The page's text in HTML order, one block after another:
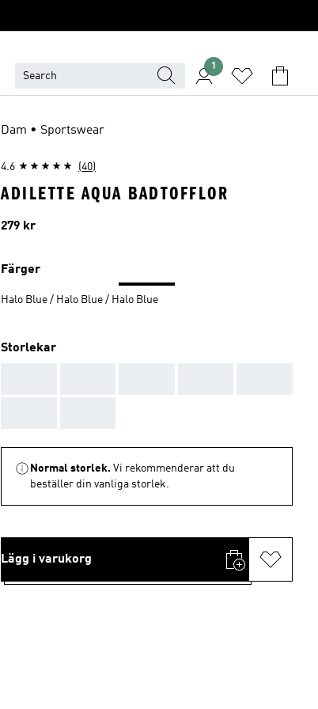
1
Dam • Sportswear
4.6 (40)
ADILETTE AQUA BADTOFFLOR
Pris
279 kr
Färger
Halo Blue / Halo Blue / Halo Blue
Storlekar
Normal storlek. Vi rekommenderar att du
beställer din vanliga storlek.
Lägg i varukorg